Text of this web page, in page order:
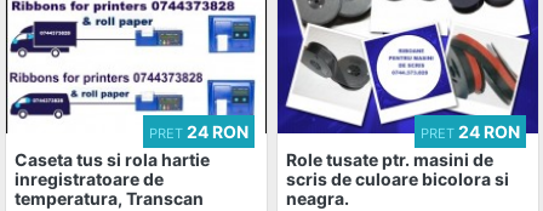
Caseta tus si rola hartie
inregistratoare de
temperatura, Transcan
PRET24 RON
Role tusate ptr. masini de
scris de culoare bicolora si
neagra.
PRET24 RON